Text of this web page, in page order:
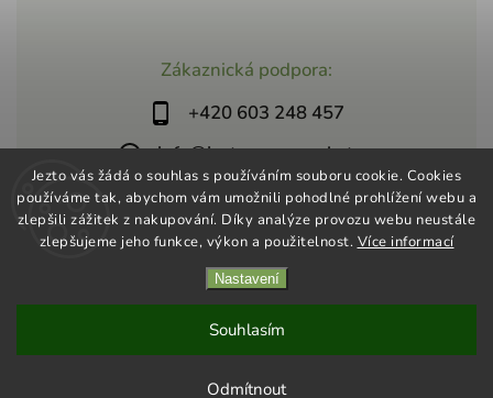
Jezto vás žádá o souhlas s používáním souboru cookie. Cookies
používáme tak, abychom vám umožnili pohodlné prohlížení webu a
zlepšili zážitek z nakupování. Díky analýze provozu webu neustále
zlepšujeme jeho funkce, výkon a použitelnost. Více informací
Nastavení
Odmítnout
Souhlasím
Zákaznická podpora:
+420 603 248 457
info@jeztosupermarket.cz
Shoptet| Design